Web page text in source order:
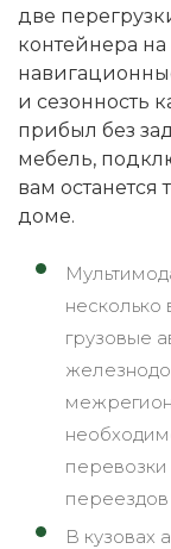
две
контейнера
и сезонность
прибыл без
мебель,
вам останется
доме.
несколько
грузовые
перевозки
В кузовах